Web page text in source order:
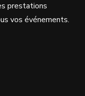
prestations
vos événements.